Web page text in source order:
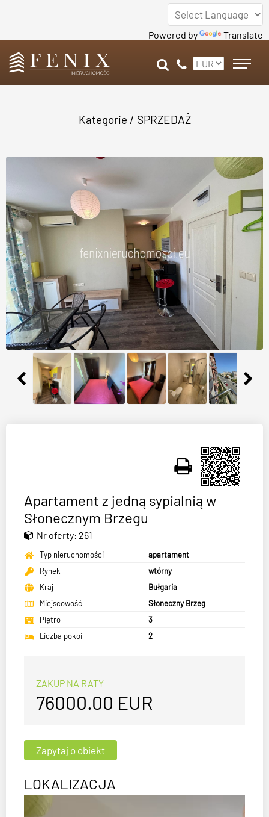
Powered by Translate
Kategorie / SPRZEDAŻ
Apartament z jedną sypialnią w
Słonecznym Brzegu
Nr oferty: 261
Typ nieruchomości
apartament
Rynek
wtórny
Kraj
Bułgaria
Miejscowość
Słoneczny Brzeg
Piętro
3
Liczba pokoi
2
ZAKUP NA RATY
76000.00 EUR
LOKALIZACJA